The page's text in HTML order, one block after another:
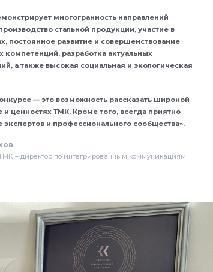
многогранность направлений
стальной продукции, участие в
постоянное развитие и совершенствование
компетенций, разработка актуальных
а также высокая социальная и экологическая
— это возможность рассказать широкой
и ценностях ТМК. Кроме того, всегда приятно
экспертов и профессионального сообщества».
– директор по интегрированным коммуникациям